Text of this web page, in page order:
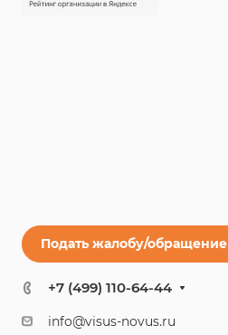
Подать жалобу/обращение
+7 (499) 110-64-44
info@visus-novus.ru